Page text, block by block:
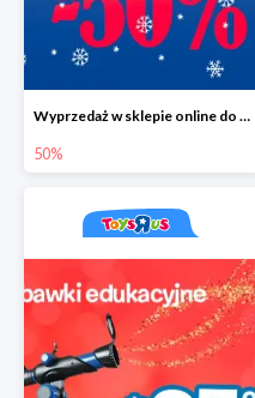
Wyprzedaż w sklepie online do -50%
50%